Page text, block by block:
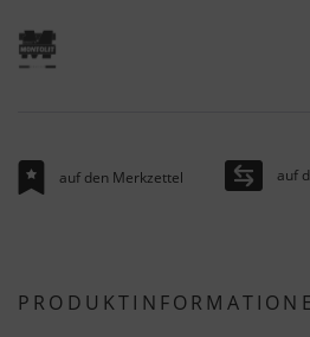
auf den Merkzettel auf